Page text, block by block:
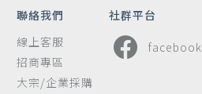
聯絡我們
線上客服
招商專區
大宗/企業採購
社群平台
facebook